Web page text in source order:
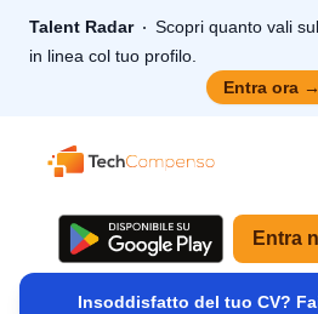
Talent Radar
Scopri quanto vali
in linea col tuo profilo.
Entra ora →
TechCompenso
Entra
Insoddisfatto del tuo CV?